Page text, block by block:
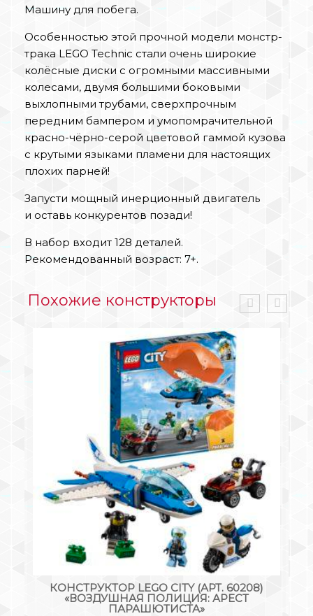
Машину для побега.
Особенностью этой прочной модели монстр-
трака LEGO Technic стали очень широкие
колёсные диски с огромными массивными
колесами, двумя большими боковыми
выхлопными трубами, сверхпрочным
передним бампером и умопомрачительной
красно-чёрно-серой цветовой гаммой кузова
с крутыми языками пламени для настоящих
плохих парней!
Запусти мощный инерционный двигатель
и оставь конкурентов позади!
В набор входит 128 деталей.
Рекомендованный возраст: 7+.
Похожие конструкторы
КОНСТРУКТОР LEGO CITY (АРТ. 60208)
«ВОЗДУШНАЯ ПОЛИЦИЯ: АРЕСТ
ПАРАШЮТИСТА»